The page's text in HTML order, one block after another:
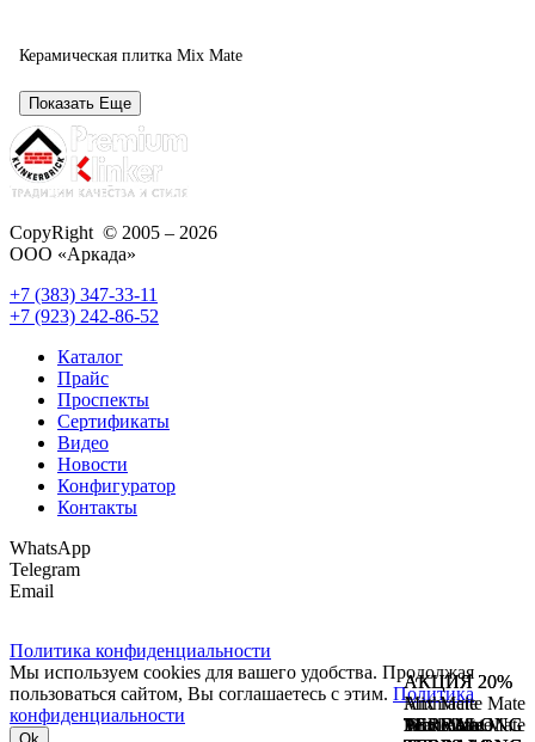
АКЦИЯ 20%
Anthracite Mate
TERRALONG
АКЦИЯ 20%
Mix Mate
TERRALONG
White Mate
Pearl Mate
Anthracite Mate
Mix Mate
Керамическая плитка Mix Mate
Показать Еще
CopyRight © 2005 – 2026
ООО «Аркада»
+7 (383) 347-33-11
+7 (923) 242-86-52
Каталог
Прайс
Проспекты
Сертификаты
Видео
Новости
Конфигуратор
Контакты
WhatsApp
Telegram
Email
Политика конфиденциальности
Мы используем cookies для вашего удобства. Продолжая
пользоваться сайтом, Вы соглашаетесь с этим. Политика
конфиденциальности